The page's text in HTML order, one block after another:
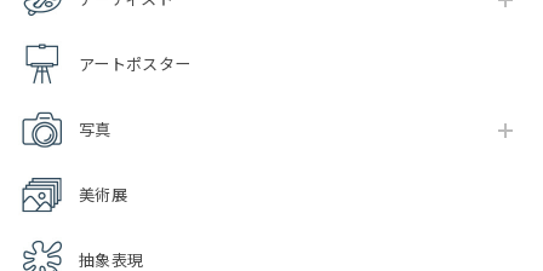
アートポスター
写真
美術展
抽象表現